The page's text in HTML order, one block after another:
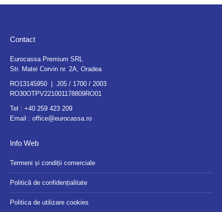
Contact
Eurocassa Premium SRL
Str. Matei Corvin nr. 2A, Oradea
RO13145950 | J05 / 1700 / 2003
RO30OTPV221001178809RO01
Tel : +40 259 423 209
Email : office@eurocassa.ro
Info Web
Termeni și condiții comerciale
Politică de confidențialitate
Politica de utilizare cookies